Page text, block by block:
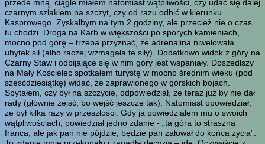
przede mną, ciągle miałem natomiast wątpliwości, czy udać się dalej
czarnym szlakiem na szczyt, czy od razu odbić w kierunku
Kasprowego. Zyskałbym na tym 2 godziny, ale przecież nie o czas
tu chodzi. Droga na Karb w większości po sporych kamieniach,
mocno pod górę – trzeba przyznać, że adrenalina niwelowała
ubytek sił (albo raczej wzmagała te siły). Dodatkowo widok z góry na
Czarny Staw i odbijające się w nim góry jest wspaniały. Doszedłszy
na Mały Kościelec spotkałem turystę w mocno średnim wieku (pod
sześćdziesiątkę) widać, że zaprawionego w górskich bojach.
Spytałem, czy był na szczycie, odpowiedział, że teraz już by nie dał
rady (głównie zejść, bo wejść jeszcze tak). Natomiast opowiedział,
że był kilka razy w przeszłości. Gdy ja powiedziałem mu o swoich
wątpliwościach, powiedział jedno zdanie - „ta góra to straszna
franca, ale jak pan nie pójdzie, będzie pan żałował do końca życia”.